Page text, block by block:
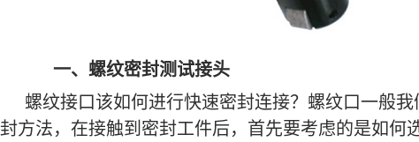
一、螺纹密封测试接头
螺纹接口该如何进行快速密封连接？螺纹口一般
封方法，在接触到密封工件后，首先要考虑的是如何